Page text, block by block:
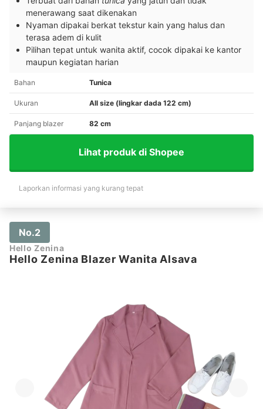
menerawang saat dikenakan
Nyaman dipakai berkat tekstur kain yang halus dan
terasa adem di kulit
Pilihan tepat untuk wanita aktif, cocok dipakai ke kantor
maupun kegiatan harian
Bahan Tunica
Ukuran All size (lingkar dada 122 cm)
Panjang blazer 82 cm
Lihat produk di Shopee
Laporkan informasi yang kurang tepat
No.2
Hello Zenina
Hello Zenina Blazer Wanita Alsava